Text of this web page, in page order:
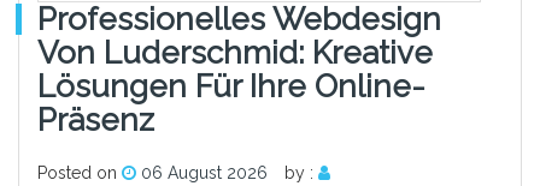
Professionelles Webdesign
Von Luderschmid: Kreative
Lösungen Für Ihre Online-
Präsenz
Posted on 06 August 2026
by :